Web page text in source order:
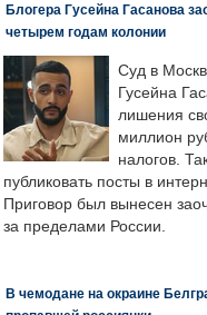
Блогера Гусейна Гасанова
четырем годам колонии
Суд в
Гусейна
лишения
миллион
налогов.
публиковать посты в
Приговор был вынесен
за пределами России.
В чемодане на окраине